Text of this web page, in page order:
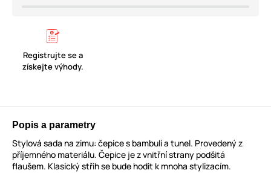
Registrujte se a
získejte výhody.
Popis a parametry
Stylová sada na zimu: čepice s bambulí a tunel. Provedený z
příjemného materiálu. Čepice je z vnitřní strany podšitá
flaušem. Klasický střih se bude hodit k mnoha stylizacím.